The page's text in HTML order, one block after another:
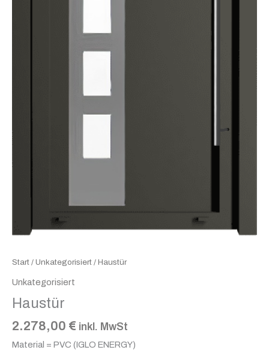
Start / Unkategorisiert / Haustür
Unkategorisiert
Haustür
2.278,00 € inkl. MwSt
Material = PVC (IGLO ENERGY)